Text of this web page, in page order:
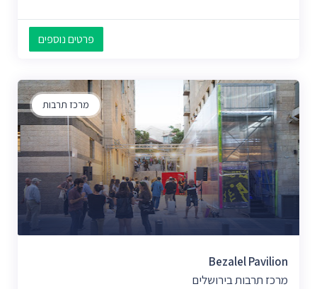
פרטים נוספים
מרכז תרבות
Bezalel Pavilion
מרכז תרבות בירושלים